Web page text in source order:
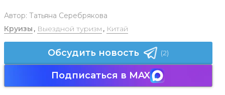
Автор: Татьяна Серебрякова
Круизы , Выездной туризм , Китай
Обсудить новость (2)
Подписаться в MAX